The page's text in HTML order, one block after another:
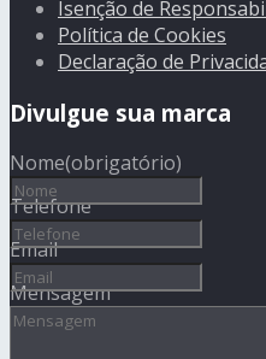
Isenção de
Política de Cookies
Declaração de
Divulgue sua marca
Nome(obrigatório)
Telefone
Email
Mensagem